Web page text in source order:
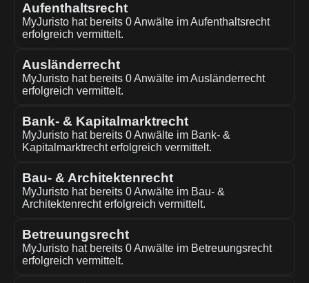
Aufenthaltsrecht
MyJuristo hat bereits 0 Anwälte im Aufenthaltsrecht
erfolgreich vermittelt.
Ausländerrecht
MyJuristo hat bereits 0 Anwälte im Ausländerrecht
erfolgreich vermittelt.
Bank- & Kapitalmarktrecht
MyJuristo hat bereits 0 Anwälte im Bank- &
Kapitalmarktrecht erfolgreich vermittelt.
Bau- & Architektenrecht
MyJuristo hat bereits 0 Anwälte im Bau- &
Architektenrecht erfolgreich vermittelt.
Betreuungsrecht
MyJuristo hat bereits 0 Anwälte im Betreuungsrecht
erfolgreich vermittelt.